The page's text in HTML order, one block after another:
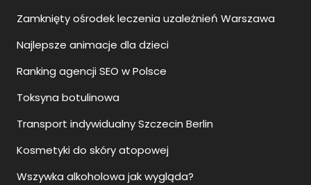
Zamknięty ośrodek leczenia uzależnień Warszawa
Najlepsze animacje dla dzieci
Ranking agencji SEO w Polsce
Toksyna botulinowa
Transport indywidualny Szczecin Berlin
Kosmetyki do skóry atopowej
Wszywka alkoholowa jak wygląda?